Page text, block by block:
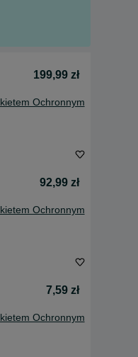
199,99 zł
Ochronnym
92,99 zł
Ochronnym
7,59 zł
Ochronnym